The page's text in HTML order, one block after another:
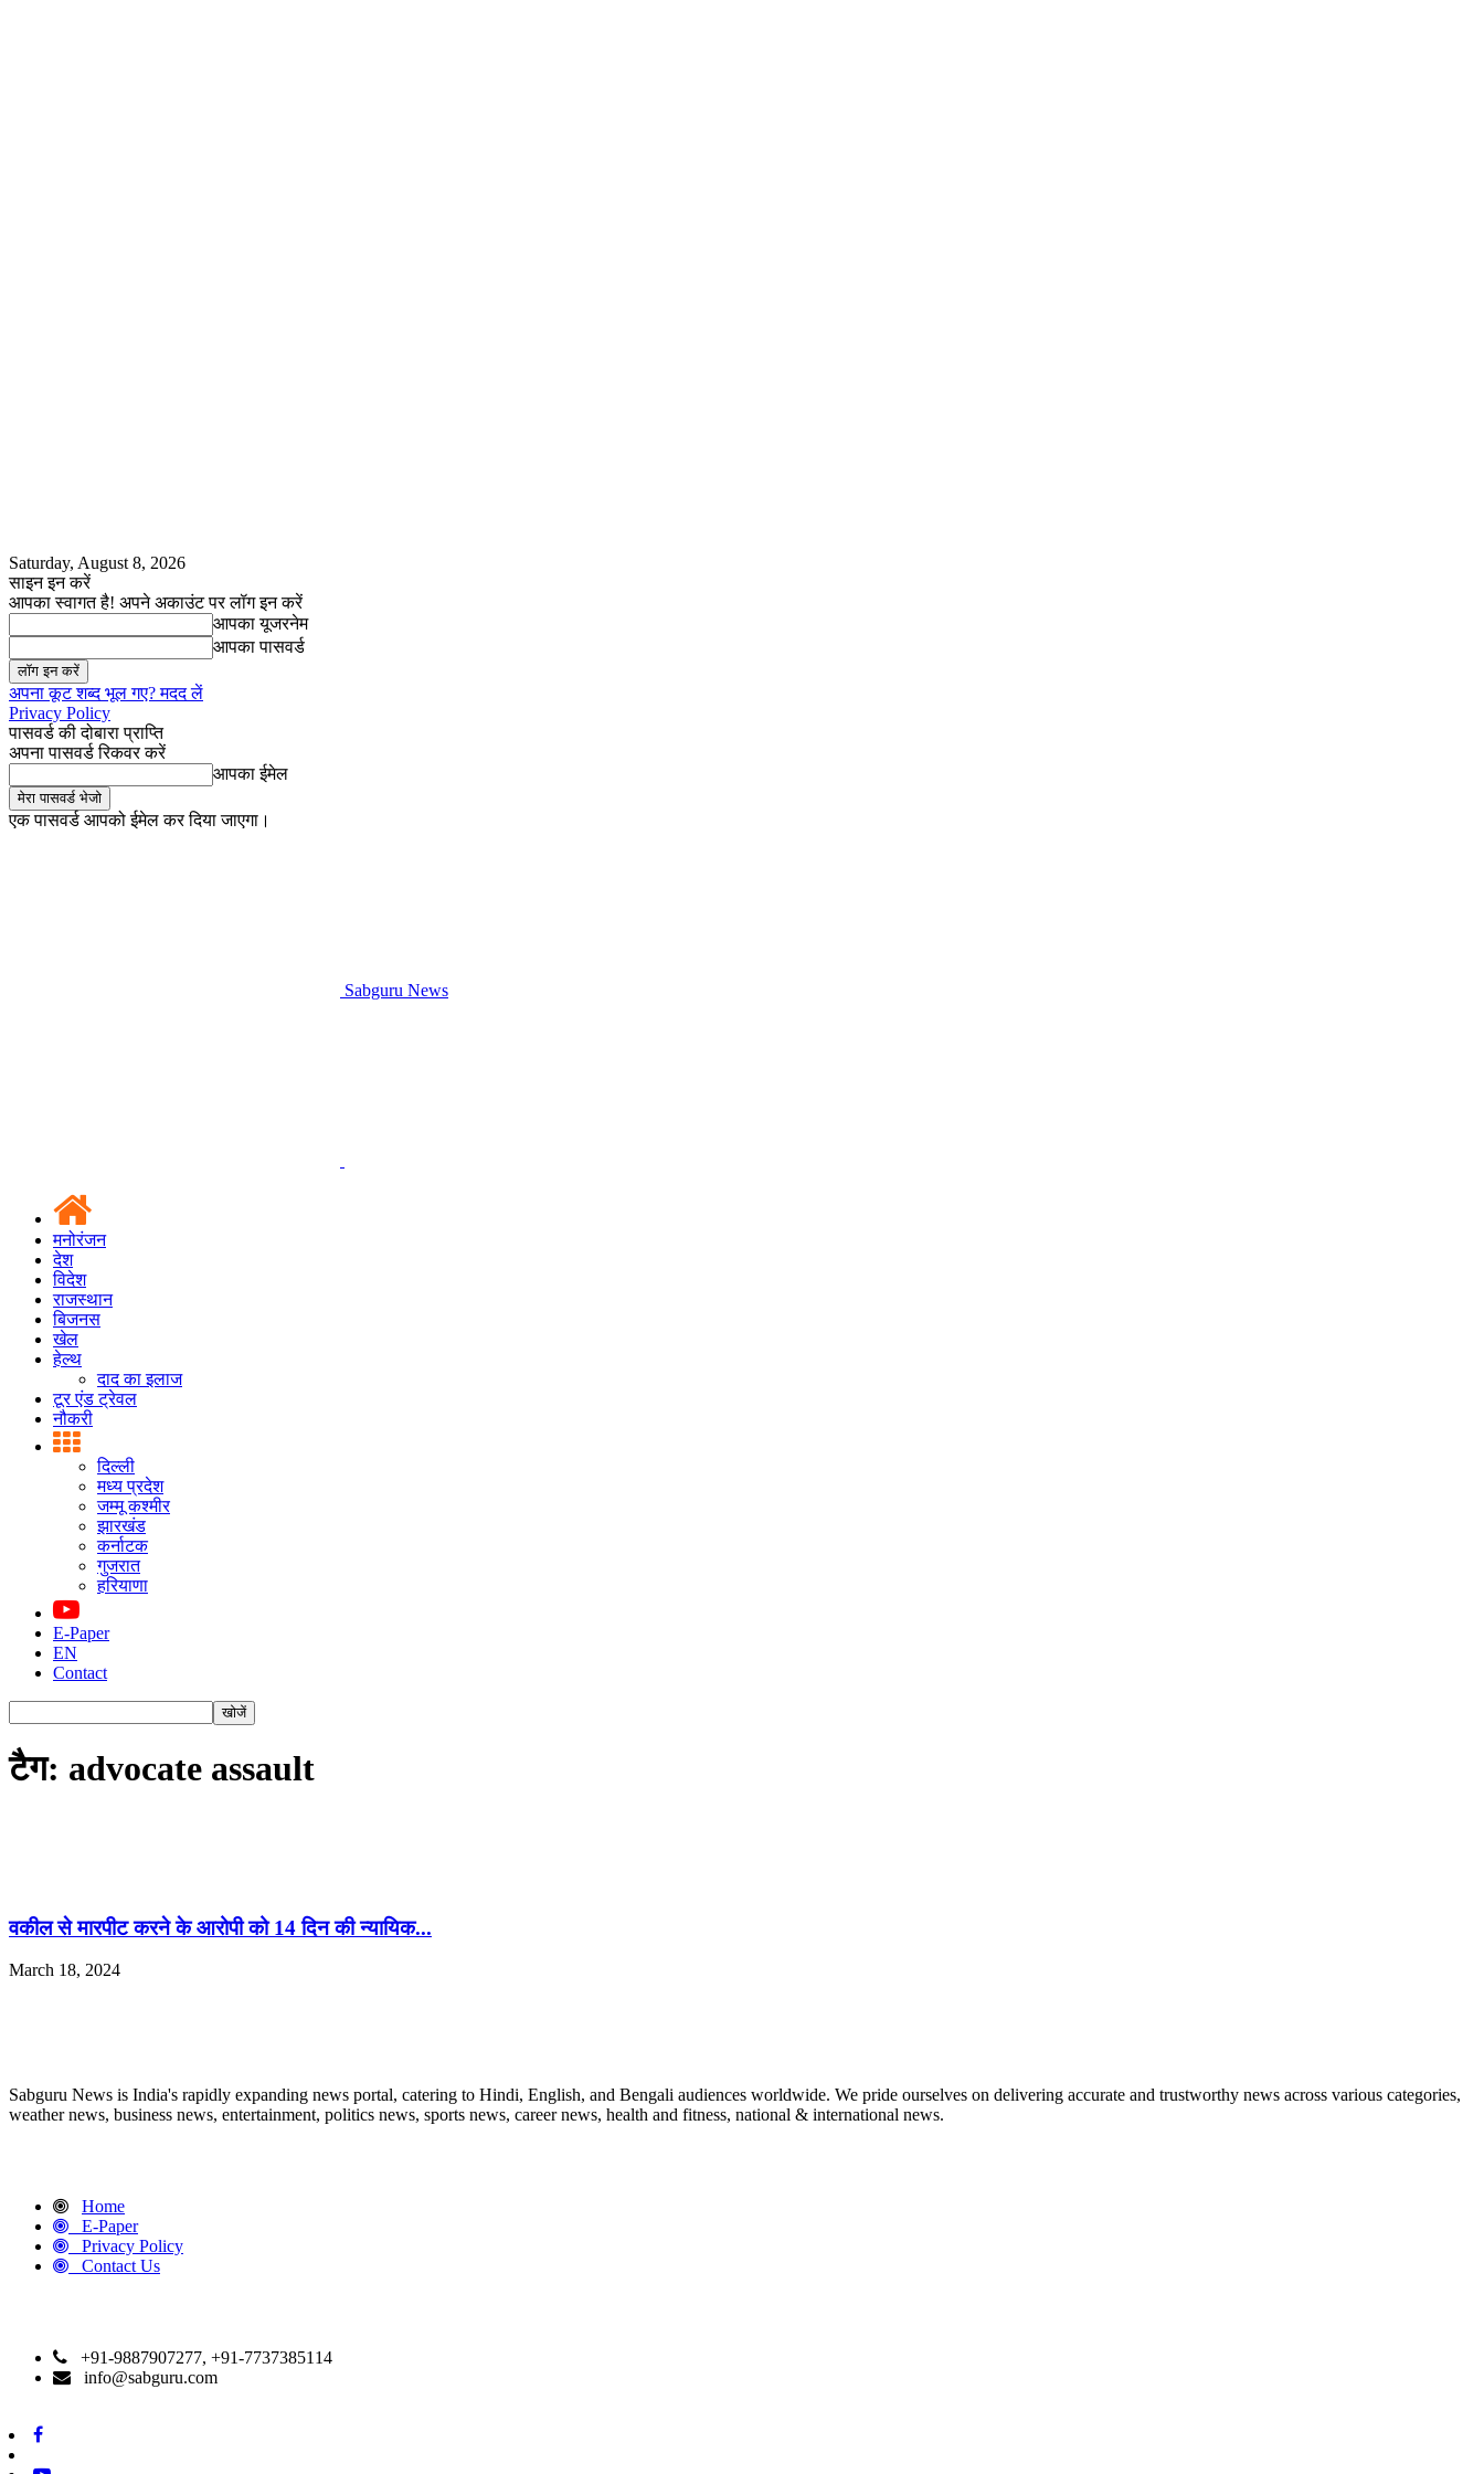
Saturday, August 8, 2026
साइन इन करें
आपका स्वागत है! अपने अकाउंट पर लॉग इन करें
आपका यूजरनेम
आपका पासवर्ड
अपना कूट शब्द भूल गए? मदद लें
Privacy Policy
पासवर्ड की दोबारा प्राप्ति
अपना पासवर्ड रिकवर करें
आपका ईमेल
एक पासवर्ड आपको ईमेल कर दिया जाएगा।
Sabguru News
मनोरंजन
देश
विदेश
राजस्थान
बिजनस
खेल
हेल्थ
दाद का इलाज
टूर एंड ट्रेवल
नौकरी
दिल्ली
मध्य प्रदेश
जम्मू कश्मीर
झारखंड
कर्नाटक
गुजरात
हरियाणा
E-Paper
EN
Contact
टैग: advocate assault
वकील से मारपीट करने के आरोपी को 14 दिन की न्यायिक...
March 18, 2024
Sabguru News is India's rapidly expanding news portal, catering to Hindi, English, and Bengali audiences worldwide. We pride ourselves on delivering accurate and trustworthy news across various categories,
weather news, business news, entertainment, politics news, sports news, career news, health and fitness, national & international news.
Home
E-Paper
Privacy Policy
Contact Us
+91-9887907277, +91-7737385114
info@sabguru.com